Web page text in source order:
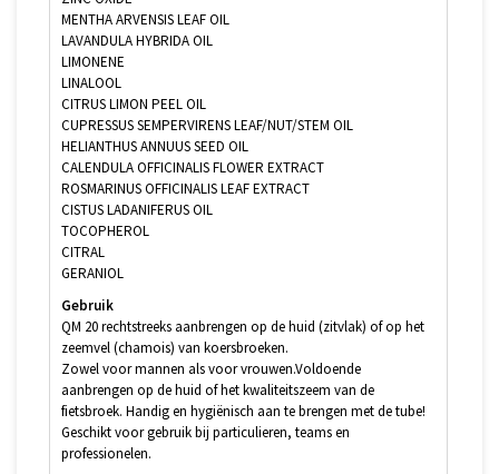
MENTHA ARVENSIS LEAF OIL
LAVANDULA HYBRIDA OIL
LIMONENE
LINALOOL
CITRUS LIMON PEEL OIL
CUPRESSUS SEMPERVIRENS LEAF/NUT/STEM OIL
HELIANTHUS ANNUUS SEED OIL
CALENDULA OFFICINALIS FLOWER EXTRACT
ROSMARINUS OFFICINALIS LEAF EXTRACT
CISTUS LADANIFERUS OIL
TOCOPHEROL
CITRAL
GERANIOL
Gebruik
QM 20 rechtstreeks aanbrengen op de huid (zitvlak) of op het
zeemvel (chamois) van koersbroeken.
Zowel voor mannen als voor vrouwen.Voldoende
aanbrengen op de huid of het kwaliteitszeem van de
fietsbroek. Handig en hygiënisch aan te brengen met de tube!
Geschikt voor gebruik bij particulieren, teams en
professionelen.